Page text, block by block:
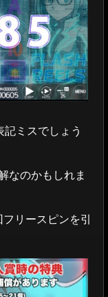
記ミスでしょう
なのかもしれま
リースピンを引